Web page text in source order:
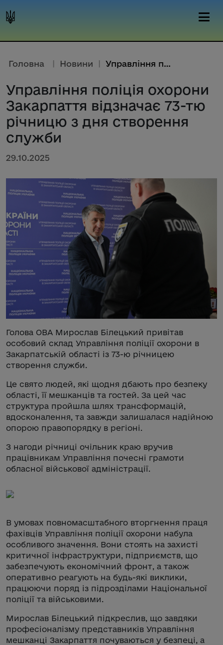
Головна | Новини | Управління поліція охорони Зак...
Управління поліція охорони
Закарпаття відзначає 73-тю
річницю з дня створення
служби
29.10.2025
Голова ОВА Мирослав Білецький привітав
особовий склад Управління поліції охорони в
Закарпатській області із 73-ю річницею
створення служби.
Це свято людей, які щодня дбають про безпеку
області, її мешканців та гостей. За цей час
структура пройшла шлях трансформацій,
вдосконалення, та завжди залишалася надійною
опорою правопорядку в регіоні.
З нагоди річниці очільник краю вручив
працівникам Управління почесні грамоти
обласної військової адміністрації.
В умовах повномасштабного вторгнення праця
фахівців Управління поліції охорони набула
особливого значення. Вони стоять на захисті
критичної інфраструктури, підприємств, що
забезпечують економічний фронт, а також
оперативно реагують на будь-які виклики,
працюючи поряд із підрозділами Національної
поліції та військовими.
Мирослав Білецький підкреслив, що завдяки
професіоналізму представників Управління
мешканці Закарпаття почуваються у безпеці, а